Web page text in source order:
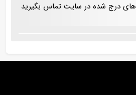
های درج شده در سایت تماس بگیرید